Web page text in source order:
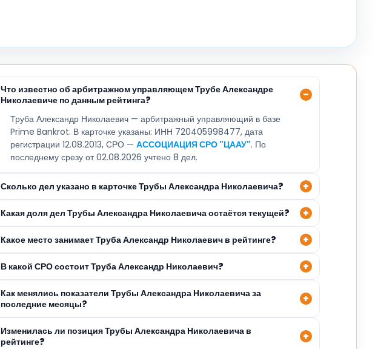
Что известно об арбитражном управляющем Трубе Александре
Николаевиче по данным рейтинга?
Труба Александр Николаевич — арбитражный управляющий в базе
Prime Bankrot. В карточке указаны: ИНН 720405998477, дата
регистрации 12.08.2013, СРО — АССОЦИАЦИЯ СРО "ЦААУ". По
последнему срезу от 02.08.2026 учтено 8 дел.
Сколько дел указано в карточке Трубы Александра Николаевича?
Какая доля дел Трубы Александра Николаевича остаётся текущей?
Какое место занимает Труба Александр Николаевич в рейтинге?
В какой СРО состоит Труба Александр Николаевич?
Как менялись показатели Трубы Александра Николаевича за
последние месяцы?
Изменилась ли позиция Трубы Александра Николаевича в
рейтинге?